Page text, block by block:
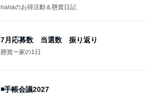
nanaのお得活動＆懸賞日記
7月応募数 当選数 振り返り
懸賞一家の1日
◾️手帳会議2027